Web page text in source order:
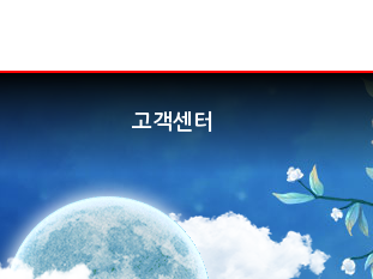
고객센터